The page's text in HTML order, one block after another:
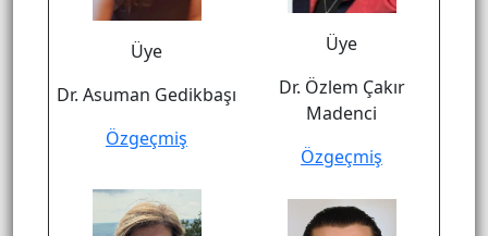
Üye
Dr. Asuman Gedikbaşı
Özgeçmiş
Üye
Dr. Özlem Çakır
Madenci
Özgeçmiş